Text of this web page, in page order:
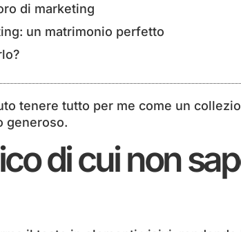
di marketing
un matrimonio perfetto
tenere tutto per me come un
generoso.
di cui non